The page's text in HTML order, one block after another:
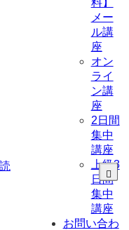
料】
メー
ル講
座
オン
ライ
ン講
座
2日間
集中
講座
上級3
日間
集中
講座
お問い合わ